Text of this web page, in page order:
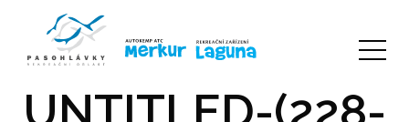
UNTITLED-(228-